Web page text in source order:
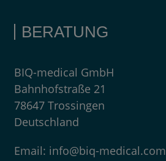
BERATUNG
BIQ-medical GmbH
Bahnhofstraße 21
78647 Trossingen
Deutschland
Email: info@biq-medical.com